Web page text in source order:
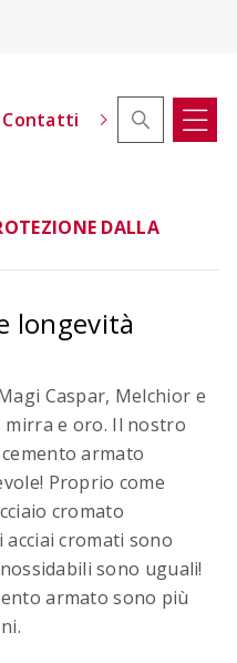
Contatti
in altezza
durata di vita
delle
durante la fase di
DALLA
longevità
Caspar, Melchior e
mirra e oro. Il nostro
armato
Proprio come
cromato
cromati sono
sono uguali!
armato sono più